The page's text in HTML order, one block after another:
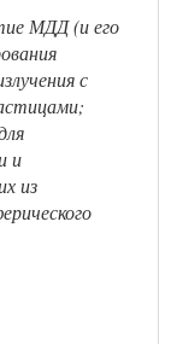
МДД (и его
с
и
из